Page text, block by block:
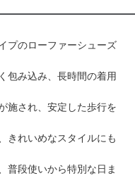
プのローファーシューズ
包み込み、長時間の着用
施され、安定した歩行を
きれいめなスタイルにも
普段使いから特別な日ま